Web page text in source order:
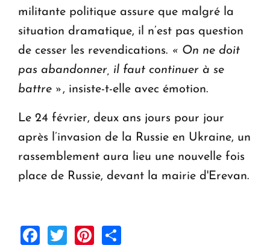
militante politique assure que malgré la
situation dramatique, il n’est pas question
de cesser les revendications. « On ne doit
pas abandonner, il faut continuer à se
battre », insiste-t-elle avec émotion.
Le 24 février, deux ans jours pour jour
après l’invasion de la Russie en Ukraine, un
rassemblement aura lieu une nouvelle fois
place de Russie, devant la mairie d'Erevan.
Facebook
TwitterPinterest